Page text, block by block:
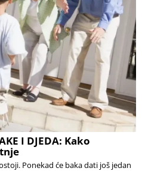
I DJEDA: Kako
Ponekad će baka dati još jedan